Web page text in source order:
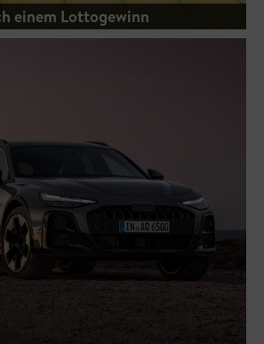
einem Lottogewinn